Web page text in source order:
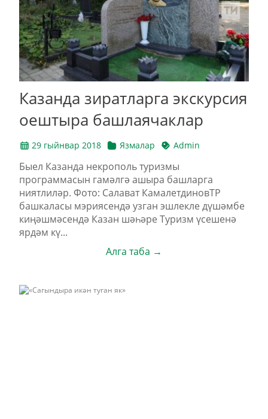
Казанда зиратларга экскурсия
оештыра башлаячаклар
29 гыйнвар 2018 Язмалар Admin
Быел Казанда некрополь туризмы
программасын гамәлгә ашыра башларга
ниятлиләр. Фото: Салават КамалетдиновТР
башкаласы мэриясендә узган эшлекле дүшәмбе
киңәшмәсендә Казан шәһәре Туризм үсешенә
ярдәм кү...
Алга таба →